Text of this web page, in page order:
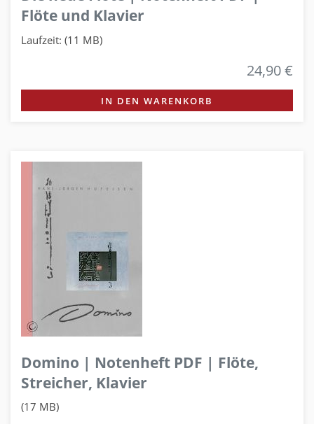
Flöte und Klavier
Laufzeit: (11 MB)
24,90 €
IN DEN WARENKORB
Domino | Notenheft PDF | Flöte,
Streicher, Klavier
(17 MB)